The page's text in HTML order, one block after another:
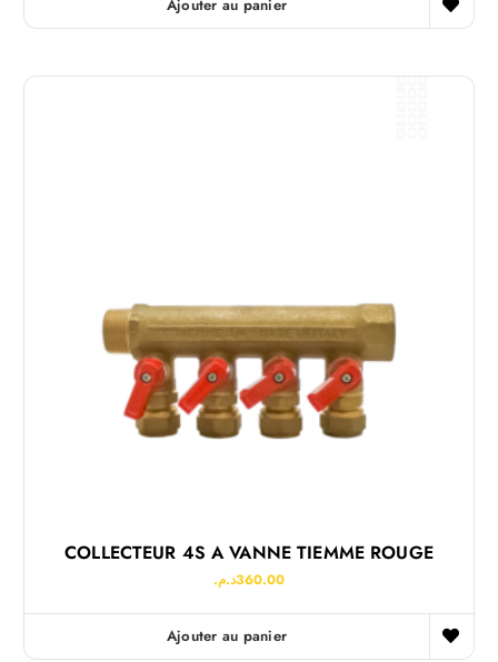
Ajouter au panier
COLLECTEUR 4S A VANNE TIEMME ROUGE
360.00د.م.
Ajouter au panier